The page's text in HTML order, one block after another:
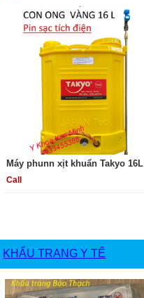
Máy phunn xịt khuẩn Takyo 16L
Call
KHẨU TRANG Y TẾ